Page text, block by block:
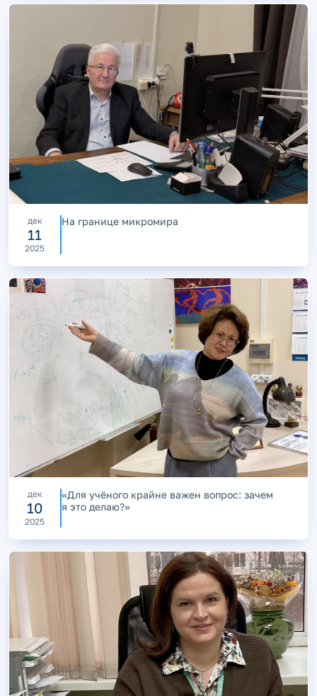
дек
11
2025
На границе микромира
дек
10
2025
«Для учёного крайне важен вопрос: зачем
я это делаю?»